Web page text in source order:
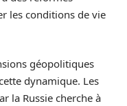
les conditions de vie
géopolitiques
dynamique. Les
la Russie cherche à